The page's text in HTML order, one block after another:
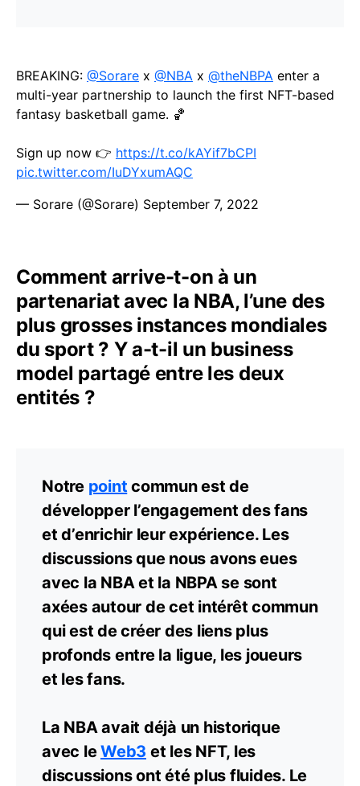
BREAKING: @Sorare x @NBA x @theNBPA enter a
multi-year partnership to launch the first NFT-based
fantasy basketball game. 🏀
Sign up now 👉 https://t.co/kAYif7bCPI
pic.twitter.com/IuDYxumAQC
— Sorare (@Sorare) September 7, 2022
Comment arrive-t-on à un
partenariat avec la NBA, l’une des
plus grosses instances mondiales
du sport ? Y a-t-il un business
model partagé entre les deux
entités ?
Notre point commun est de
développer l’engagement des fans
et d’enrichir leur expérience. Les
discussions que nous avons eues
avec la NBA et la NBPA se sont
axées autour de cet intérêt commun
qui est de créer des liens plus
profonds entre la ligue, les joueurs
et les fans.
La NBA avait déjà un historique
avec leWeb3 et les NFT, les
discussions ont été plus fluides. Le